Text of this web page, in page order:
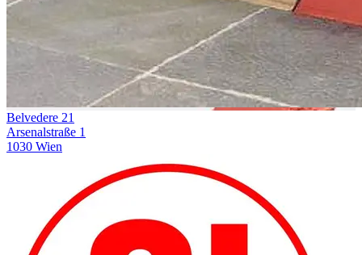
Belvedere 21
Arsenalstraße 1
1030 Wien